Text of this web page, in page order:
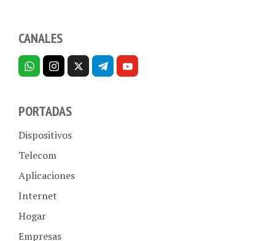
CANALES
PORTADAS
Dispositivos
Telecom
Aplicaciones
Internet
Hogar
Empresas